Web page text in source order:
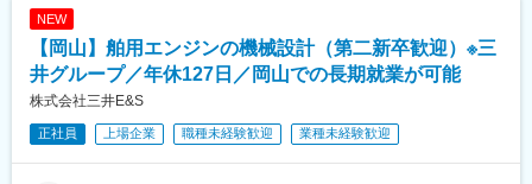
リングルームで計測機械をモニターしながらデータに異常がない
かを観測します。その後、検査結果を報告書として作成し、設
計・分析・生産管理部門へフィードバックします。顧客とコミュ
ニケーションをする機会も多い職種です
※納品後はアフターサービス部隊が担当しますので、納品前までの
NEW
【岡山】舶用エンジンの機械設計（第二新卒歓迎）※三
井グループ／年休127日／岡山での長期就業が可能
株式会社三井E&S
正社員 上場企業 職種未経験歓迎 業種未経験歓迎